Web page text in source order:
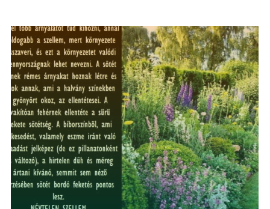
a
Névtelen
Szellemtől
14."